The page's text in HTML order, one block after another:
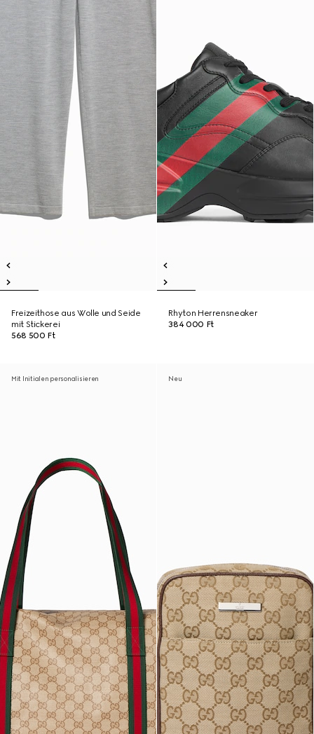
Freizeithose aus Wolle und Seide
mit Stickerei
568 500 Ft
Rhyton Herrensneaker
384 000 Ft
Mit Initialen personalisieren Neu